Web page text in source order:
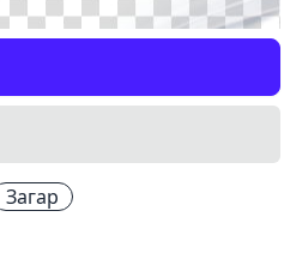
Загар